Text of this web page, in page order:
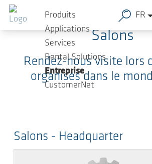
Sauter au contenu principal
Produits
Applications
Services
Rental Solutions
Entreprise
CustomerNet
FR
Salons
Rendez-nous visite lors
organisés dans le
Salons - Headquarter